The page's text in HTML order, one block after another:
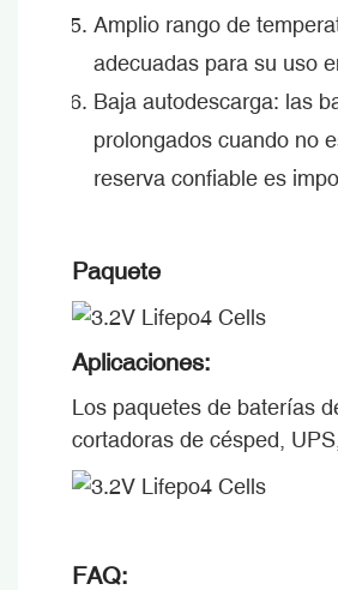
Amplio rango de
adecuadas para su uso
Baja autodescarga: las
prolongados cuando no
reserva confiable es
Paquete
Aplicaciones:
Los paquetes de baterías
cortadoras de césped,
FAQ: